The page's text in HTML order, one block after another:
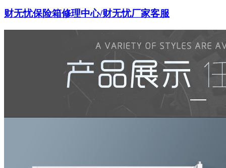
财无忧保险箱修理中心/财无忧厂家客服